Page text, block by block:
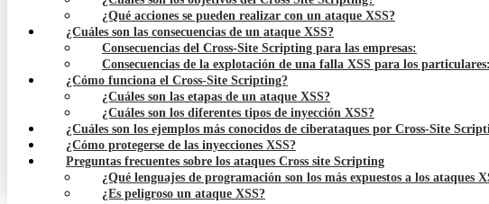
¿Qué acciones se pueden realizar con un ataque XSS?
¿Cuáles son las consecuencias de un ataque XSS?
Consecuencias del Cross-Site Scripting para las empresas:
Consecuencias de la explotación de una falla XSS para los particulares:
¿Cómo funciona el Cross-Site Scripting?
¿Cuáles son las etapas de un ataque XSS?
¿Cuáles son los diferentes tipos de inyección XSS?
¿Cuáles son los ejemplos más conocidos de ciberataques por Cross-Site
¿Cómo protegerse de las inyecciones XSS?
Preguntas frecuentes sobre los ataques Cross site Scripting
¿Qué lenguajes de programación son los más expuestos a los ataques
¿Es peligroso un ataque XSS?